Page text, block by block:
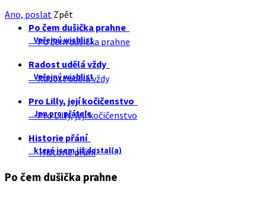
Ano, poslat Zpět
Po čem dušička prahne
Veřejný wishlist
Po čem dušička prahne
Radost udělá vždy
Veřejný wishlist
Radost udělá vždy
Pro Lilly, její kočičenstvo
Jen pro přátele
Pro Lilly, její kočičenstvo
Historie přání
které jsem již dostal(a)
Historie přání
Po čem dušička prahne